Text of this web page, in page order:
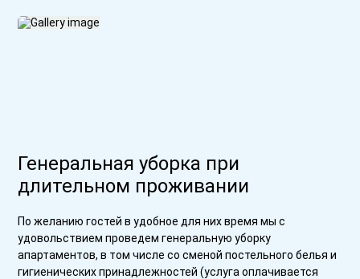
Генеральная уборка при
длительном проживании
По желанию гостей в удобное для них время мы с
удовольствием проведем генеральную уборку
апартаментов, в том числе со сменой постельного белья и
гигиенических принадлежностей (услуга оплачивается